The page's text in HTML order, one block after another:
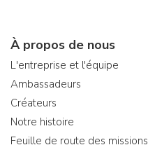
À propos de nous
L'entreprise et l'équipe
Ambassadeurs
Créateurs
Notre histoire
Feuille de route des missions